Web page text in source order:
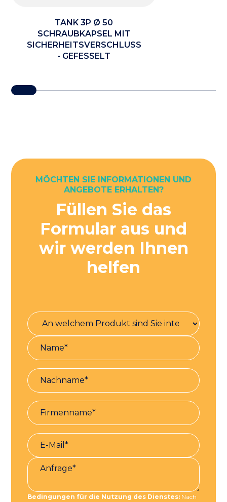
TANK 3P Ø 50
SCHRAUBKAPSEL MIT
SICHERHEITSVERSCHLUSS
- GEFESSELT
MÖCHTEN SIE INFORMATIONEN UND
ANGEBOTE ERHALTEN?
Füllen Sie das
Formular aus und
wir werden Ihnen
helfen
Bedingungen für die Nutzung des Dienstes: Nach